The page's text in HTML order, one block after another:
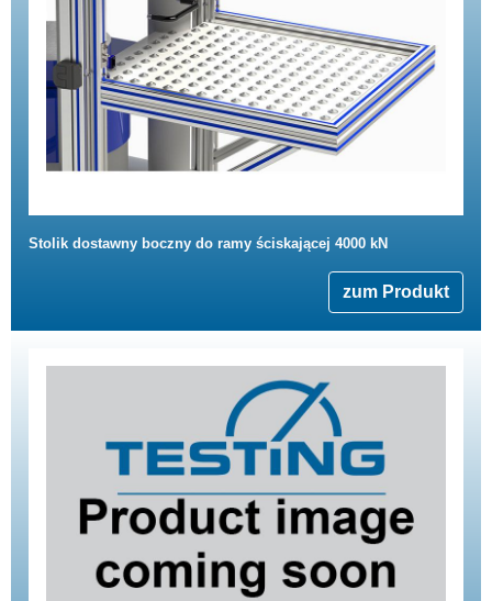
Stolik dostawny boczny do ramy ściskającej 4000 kN
zum Produkt